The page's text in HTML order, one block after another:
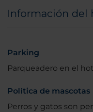
Información del
Parking
Parqueadero en el
Política de mascotas
Perros y gatos son